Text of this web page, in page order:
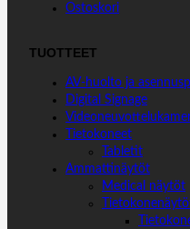
Ostoskori
TUOTTEET
AV-huolto ja
Digital Signage
Tietokoneet
Tabletit
Ammattinäytöt
Medical näytöt